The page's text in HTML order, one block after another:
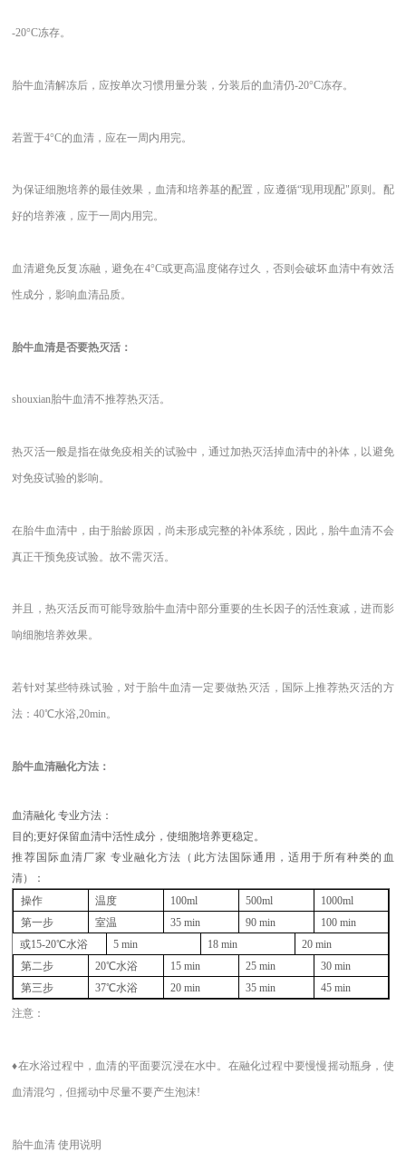
-20°C冻存。
胎牛血清解冻后，应按单次习惯用量分装，分装后的血清仍-20°C冻存。
若置于4°C的血清，应在一周内用完。
为保证细胞培养的最佳效果，血清和培养基的配置，应遵循“现用现配"原则。配
好的培养液，应于一周内用完。
血清避免反复冻融，避免在4°C或更高温度储存过久，否则会破坏血清中有效活
性成分，影响血清品质。
胎牛血清是否要热灭活：
shouxian胎牛血清不推荐热灭活。
热灭活一般是指在做免疫相关的试验中，通过加热灭活掉血清中的补体，以避免
对免疫试验的影响。
在胎牛血清中，由于胎龄原因，尚未形成完整的补体系统，因此，胎牛血清不会
真正干预免疫试验。故不需灭活。
并且，热灭活反而可能导致胎牛血清中部分重要的生长因子的活性衰减，进而影
响细胞培养效果。
若针对某些特殊试验，对于胎牛血清一定要做热灭活，国际上推荐热灭活的方
法：40℃水浴,20min。
胎牛血清融化方法：
血清融化 专业方法：
目的;更好保留血清中活性成分，使细胞培养更稳定。
推荐国际血清厂家 专业融化方法（此方法国际通用，适用于所有种类的血
清）：
操作
温度 100ml 500ml
1000ml
第一步
室温 35 min 90 min
100 min
或15-20℃水浴 5 min 18 min
20 min
第二步
20℃水浴 15 min 25 min
30 min
第三步
37℃水浴 20 min 35 min
45 min
注意：
♦在水浴过程中，血清的平面要沉浸在水中。在融化过程中要慢慢摇动瓶身，使
血清混匀，但摇动中尽量不要产生泡沫!
胎牛血清 使用说明